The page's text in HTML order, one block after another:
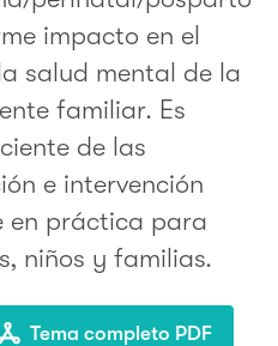
impacto en el
salud mental de la
familiar. Es
de las
e intervención
en práctica para
niños y familias.
Tema completo PDF